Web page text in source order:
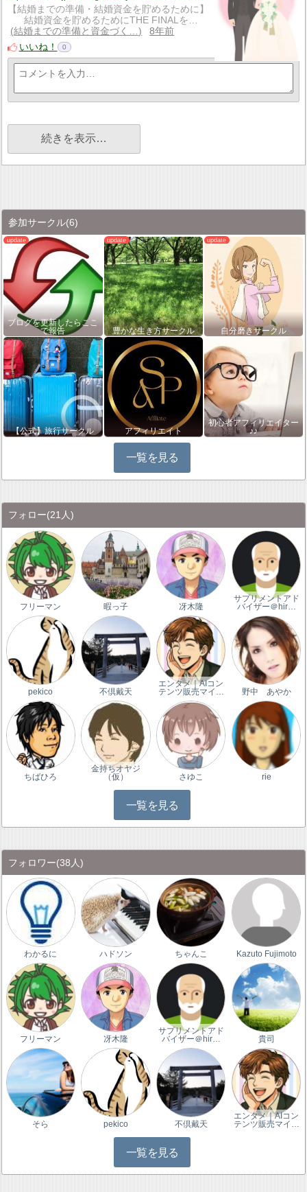
【結婚までの準備・結婚資金を貯めるために】
結婚資金を貯めるためにTHE FINALを…
結婚までの準備と資金づく…
8年前
いいね！
0
続きを表示…
参加サークル(6)
ブログを更新したらここ
で報告
豊かな生き方サークル 自分磨きサークル
【公式】旅行サークル アフィリエイト
初心者アフィリエイター
♪♪
一覧を見る
フォロー(21人)
フリーマン 暇っ子 冴木隆
サプリメントアド
バイザー＠hir…
pekico 不倶戴天
エンタメ｜AIコン
テンツ販売マイ…
野中 あやか
ちばひろ
金持ちオヤジ
（仮）
さゆこ rie
一覧を見る
フォロワー(38人)
わかるに ハドソン ちゃんこ Kazuto Fujimoto
フリーマン 冴木隆
サプリメントアド
バイザー＠hir…
貴司
そら pekico 不倶戴天
エンタメ｜AIコン
テンツ販売マイ…
一覧を見る